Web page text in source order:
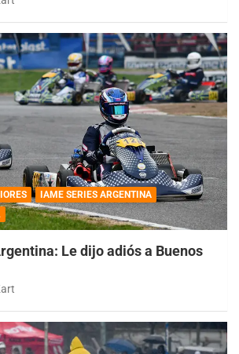
IAME SERIES ARGENTINA
Le dijo adiós a Buenos